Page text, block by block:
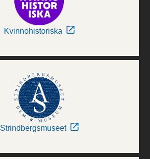
Kvinnohistoriska
Strindbergsmuseet